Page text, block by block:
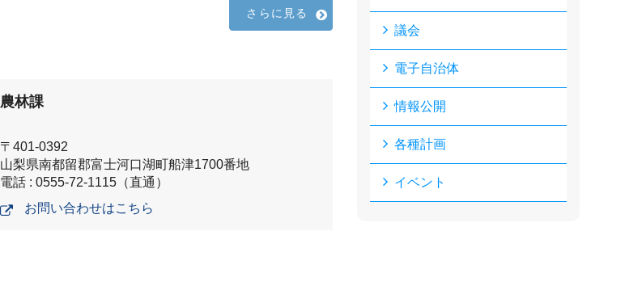
さらに見る
農林課
〒401-0392
山梨県南都留郡富士河口湖町船津1700番地
電話 : 0555-72-1115（直通）
お問い合わせはこちら
議会
電子自治体
情報公開
各種計画
イベント